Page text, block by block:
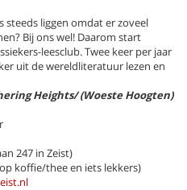
steeds liggen omdat er zoveel
Bij ons wel! Daarom start
leesclub. Twee keer per jaar
uit de wereldliteratuur lezen en
Heights/ (Woeste Hoogten)
247 in Zeist)
koffie/thee en iets lekkers)